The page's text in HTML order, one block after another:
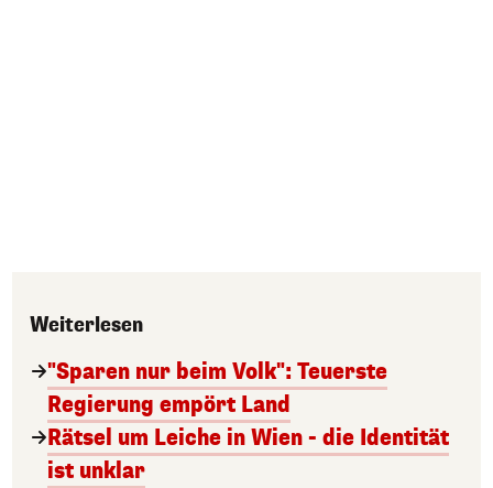
Weiterlesen
"Sparen nur beim Volk": Teuerste
Regierung empört Land
Rätsel um Leiche in Wien - die Identität
ist unklar